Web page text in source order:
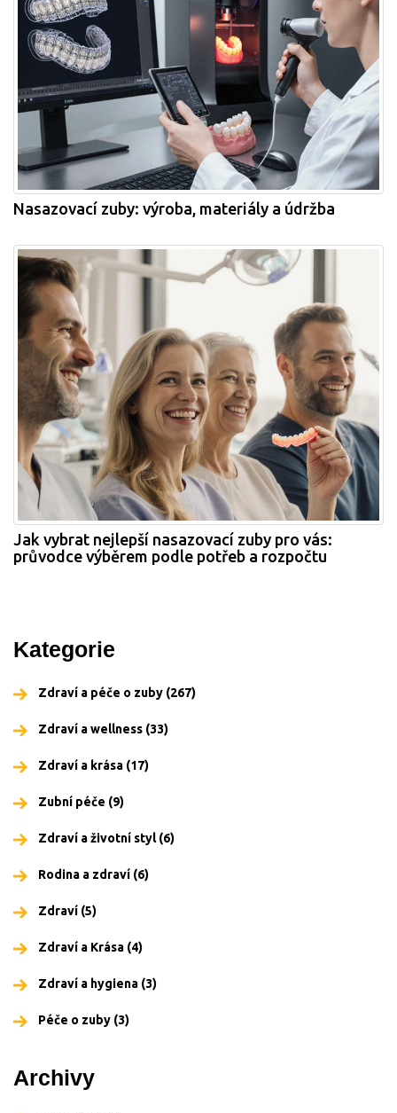
Nasazovací zuby: výroba, materiály a údržba
Jak vybrat nejlepší nasazovací zuby pro vás:
průvodce výběrem podle potřeb a rozpočtu
Kategorie
Zdraví a péče o zuby (267)
Zdraví a wellness (33)
Zdraví a krása (17)
Zubní péče (9)
Zdraví a životní styl(6)
Rodina a zdraví (6)
Zdraví (5)
Zdraví a Krása (4)
Zdraví a hygiena (3)
Péče o zuby (3)
Archivy